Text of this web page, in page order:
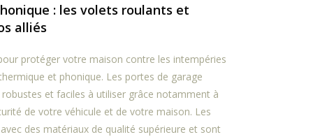
: les volets roulants et
alliés
protéger votre maison contre les intempéries
et phonique. Les portes de garage
et faciles à utiliser grâce notamment à
de votre véhicule et de votre maison. Les
des matériaux de qualité supérieure et sont